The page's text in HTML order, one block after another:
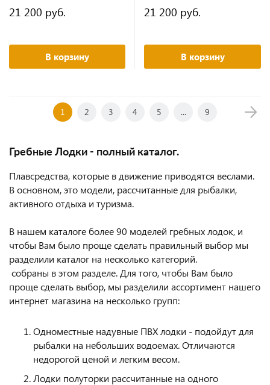
21 200 руб.
В корзину
21 200 руб.
В корзину
1 2 3 4 5 ... 9
Гребные Лодки - полный каталог.
Плавсредства, которые в движение приводятся веслами.
В основном, это модели, рассчитанные для рыбалки,
активного отдыха и туризма.
В нашем каталоге более 90 моделей гребных лодок, и
чтобы Вам было проще сделать правильный выбор мы
разделили каталог на несколько категорий.
собраны в этом разделе. Для того, чтобы Вам было
проще сделать выбор, мы разделили ассортимент нашего
интернет магазина на несколько групп:
Одноместные надувные ПВХ лодки - подойдут для
рыбалки на небольших водоемах. Отличаются
недорогой ценой и легким весом.
Лодки полуторки рассчитанные на одного